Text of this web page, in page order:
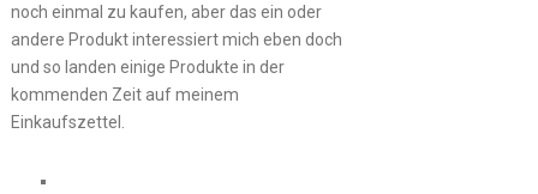
noch einmal zu kaufen, aber das ein oder
andere Produkt interessiert mich eben doch
und so landen einige Produkte in der
kommenden Zeit auf meinem
Einkaufszettel.